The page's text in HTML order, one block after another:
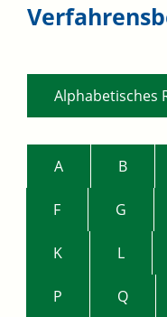
Alphabetisches
A B
F G
K L
P Q